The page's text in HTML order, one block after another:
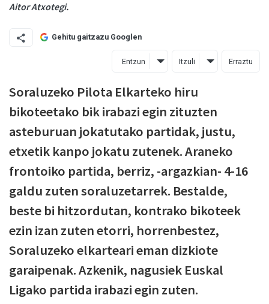
Aitor Atxotegi.
Gehitu gaitzazu Googlen
Entzun Itzuli Erraztu
Soraluzeko Pilota Elkarteko hiru
bikoteetako bik irabazi egin zituzten
asteburuan jokatutako partidak, justu,
etxetik kanpo jokatu zutenek. Araneko
frontoiko partida, berriz, -argazkian- 4-16
galdu zuten soraluzetarrek. Bestalde,
beste bi hitzordutan, kontrako bikoteek
ezin izan zuten etorri, horrenbestez,
Soraluzeko elkarteari eman dizkiote
garaipenak. Azkenik, nagusiek Euskal
Ligako partida irabazi egin zuten.